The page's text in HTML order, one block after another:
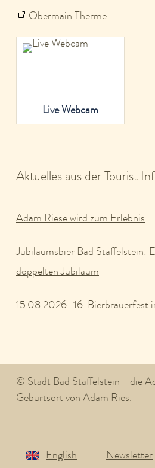
Obermain Therme
Live Webcam
Aktuelles aus der Tourist
Adam Riese wird zum Erlebnis
Jubiläumsbier Bad Staffelstein:
doppelten Jubiläum
15.08.2026 16. Bierbrauerfest
© Stadt Bad Staffelstein - die
Geburtsort von Adam Ries.
English Newsletter